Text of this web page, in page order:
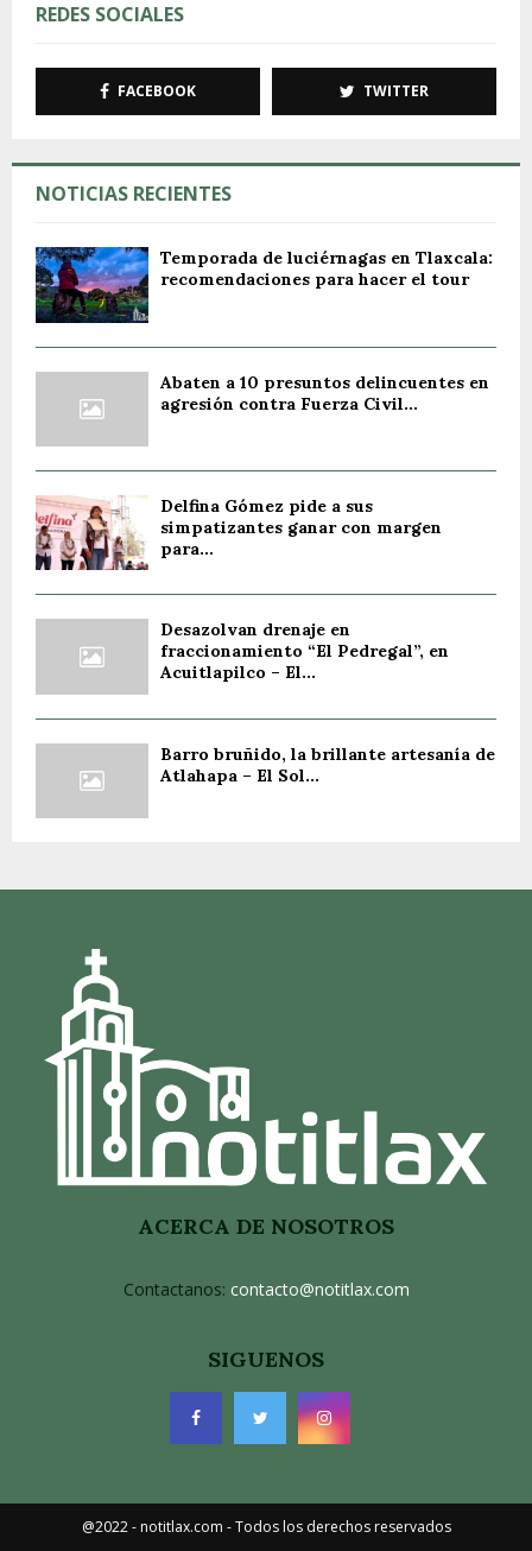
REDES SOCIALES
FACEBOOK TWITTER
NOTICIAS RECIENTES
Temporada de luciérnagas en Tlaxcala:
recomendaciones para hacer el tour
Abaten a 10 presuntos delincuentes en
agresión contra Fuerza Civil...
Delfina Gómez pide a sus
simpatizantes ganar con margen
para...
Desazolvan drenaje en
fraccionamiento “El Pedregal”, en
Acuitlapilco – El...
Barro bruñido, la brillante artesanía de
Atlahapa – El Sol...
ACERCA DE NOSOTROS
Contactanos: contacto@notitlax.com
SIGUENOS
@2022 - notitlax.com - Todos los derechos reservados